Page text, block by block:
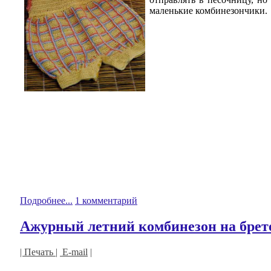
маленькие комбинезончики.
Подробнее... 1 комментарий
Ажурный летний комбинезон на
| Печать | E-mail |